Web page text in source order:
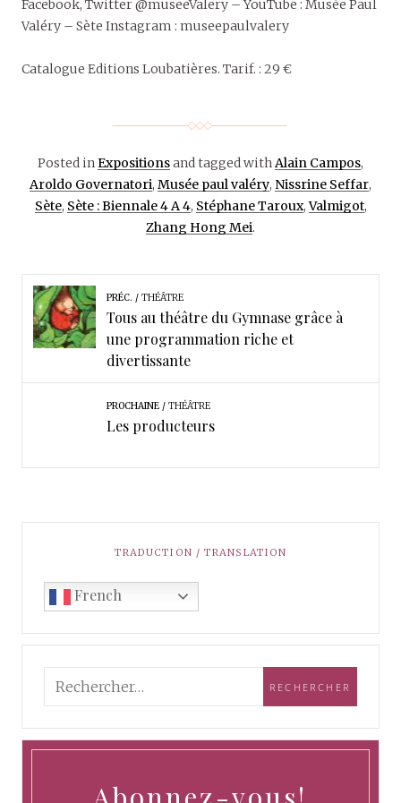
Facebook, Twitter @museeValery – YouTube : Musée Paul
Valéry – Sète Instagram : museepaulvalery
Catalogue Editions Loubatières. Tarif. : 29 €
Posted inExpositionsand tagged withAlain Campos,
Aroldo Governatori, Musée paul valéry, Nissrine Seffar,
Sète, Sète : Biennale 4 A 4, Stéphane Taroux,Valmigot,
Zhang Hong Mei.
PRÉC. THÉÂTRE
Tous au théâtre du Gymnase grâce à
une programmation riche et
divertissante
PROCHAINE THÉÂTRE
Les producteurs
TRADUCTION / TRANSLATION
French